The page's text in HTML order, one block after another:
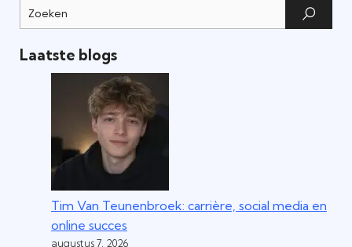
Laatste blogs
Tim Van Teunenbroek: carrière, social media en
online succes
augustus 7, 2026